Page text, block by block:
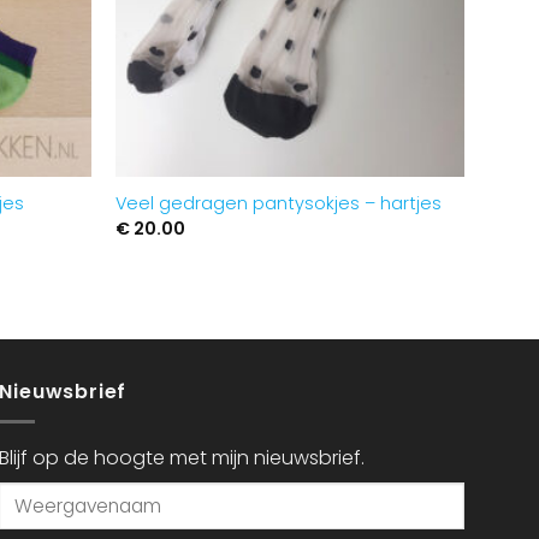
Veel gedragen pantysokjes – hartjes
€20.00
Nieuwsbrief
Blijf op de hoogte met mijn nieuwsbrief.